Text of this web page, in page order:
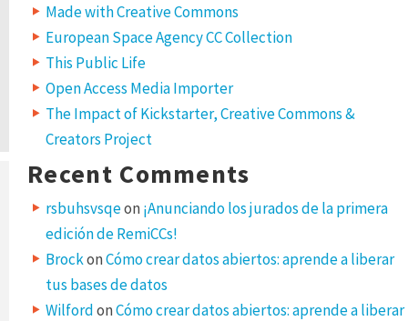
Made with Creative Commons
European Space Agency CC Collection
This Public Life
Open Access Media Importer
The Impact of Kickstarter, Creative Commons &
Creators Project
Recent Comments
rsbuhsvsqeon ¡Anunciando los jurados de la primera
edición de RemiCCs!
BrockonCómo crear datos abiertos: aprende a liberar
tus bases de datos
WilfordonCómo crear datos abiertos: aprende a liberar